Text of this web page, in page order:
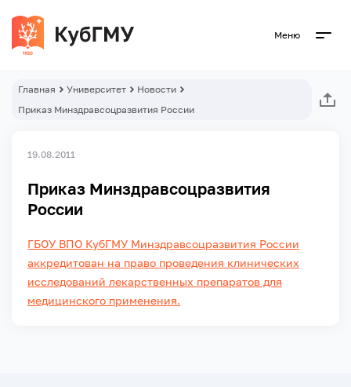
Меню
Главная Университет
Новости
Приказ Минздравсоцразвития России
19.08.2011
Приказ Минздравсоцразвития
России
ГБОУ ВПО КубГМУ Минздравсоцразвития России
аккредитован на право проведения клинических
исследований лекарственных препаратов для
медицинского применения.